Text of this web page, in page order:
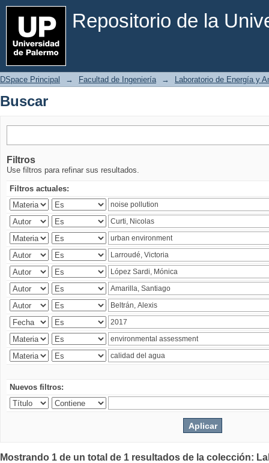
Repositorio de la
Buscar
DSpace Principal → Facultad de Ingeniería → Laboratorio de Energía y
Buscar
Filtros
Use filtros para refinar sus resultados.
Filtros actuales:
Nuevos filtros:
Mostrando 1 de un total de 1 resultados de la colección: